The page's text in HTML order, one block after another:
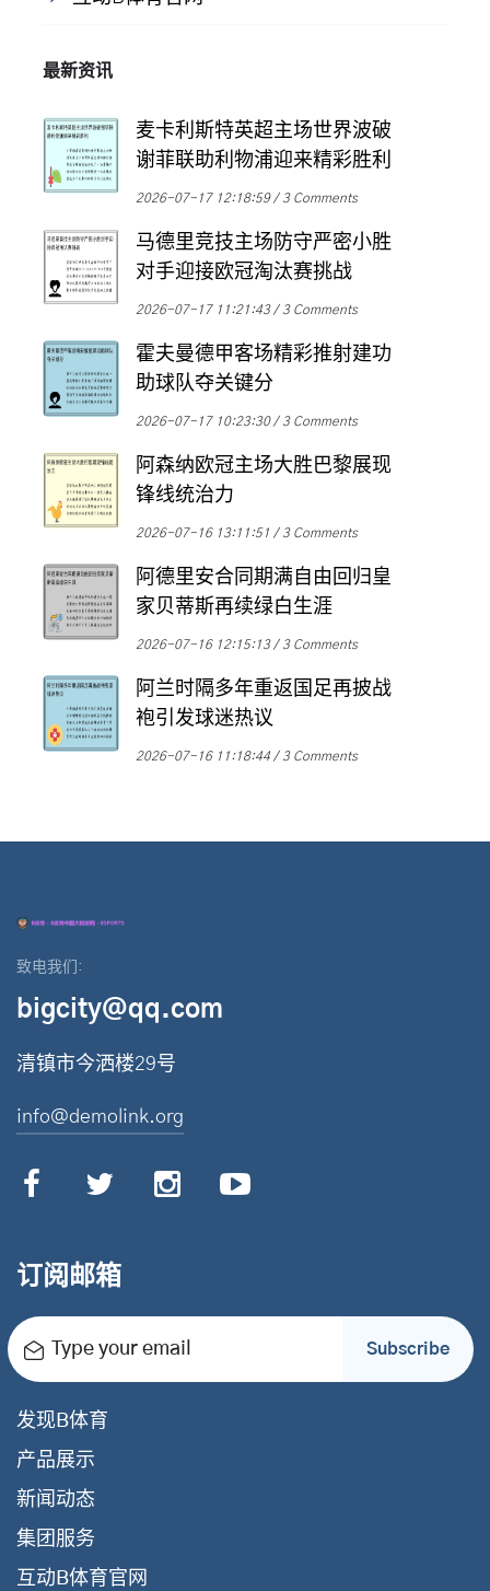
最新资讯
麦卡利斯特英超主场世界波破
谢菲联助利物浦迎来精彩胜利
2026-07-17 12:18:59 3 Comments
马德里竞技主场防守严密小胜
对手迎接欧冠淘汰赛挑战
2026-07-17 11:21:43 3 Comments
霍夫曼德甲客场精彩推射建功
助球队夺关键分
2026-07-17 10:23:30 3 Comments
阿森纳欧冠主场大胜巴黎展现
锋线统治力
2026-07-16 13:11:51 3 Comments
阿德里安合同期满自由回归皇
家贝蒂斯再续绿白生涯
2026-07-16 12:15:13 3 Comments
阿兰时隔多年重返国足再披战
袍引发球迷热议
2026-07-16 11:18:44 3 Comments
致电我们:
bigcity@qq.com
清镇市今洒楼29号
info@demolink.org
订阅邮箱
Type your email Subscribe
发现B体育
产品展示
新闻动态
集团服务
互动B体育官网